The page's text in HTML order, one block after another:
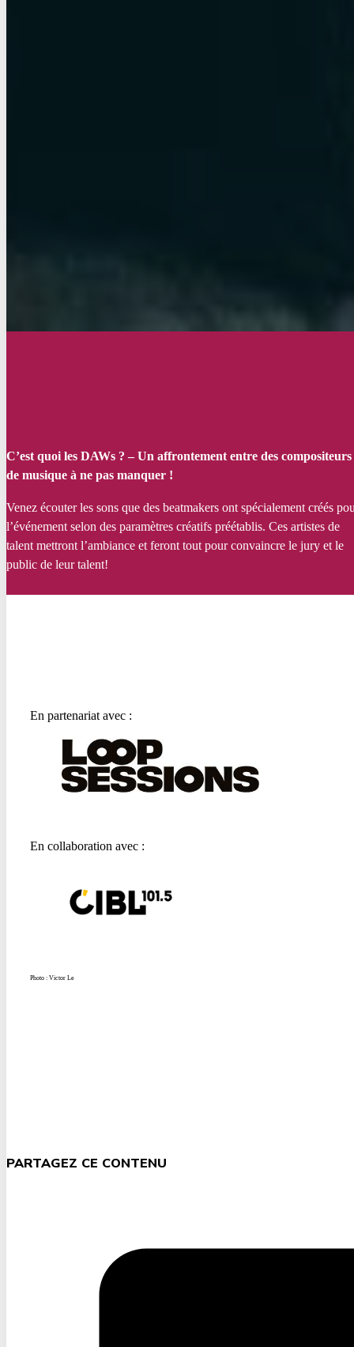
C’est quoi les DAWs ? – Un affrontement entre des compositeurs
de musique à ne pas manquer !
Venez écouter les sons que des beatmakers ont spécialement créés
l’événement selon des paramètres créatifs préétablis. Ces artistes de
talent mettront l’ambiance et feront tout pour convaincre le jury et le
public de leur talent!
En partenariat avec :
En collaboration avec :
Photo : Victor Le
PARTAGEZ CE CONTENU